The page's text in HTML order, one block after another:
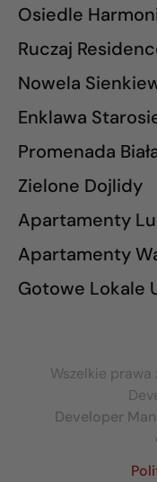
Osiedle
Ruczaj
Nowela
Enklawa
Promenada
Zielone Dojlidy
Apartamenty
Apartamenty
Gotowe Lokale
Wszelkie
Developer